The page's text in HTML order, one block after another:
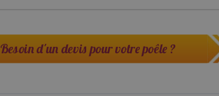
Besoin d'un devis pour votre poêle ?